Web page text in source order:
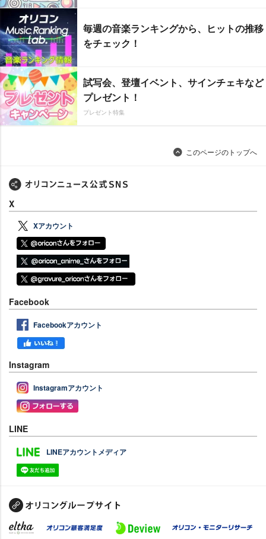
毎週の音楽ランキングから、ヒットの推移
をチェック！
試写会、登壇イベント、サインチェキなど
プレゼント！
プレゼント特集
このページのトップへ
X
Xアカウント
Facebook
Facebookアカウント
Instagram
Instagramアカウント
LINE
LINEアカウントメディア